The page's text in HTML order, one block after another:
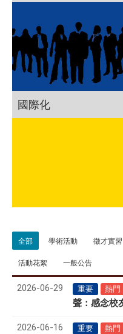
國際化
全部 學術活動 徵才實習
活動花絮 一般公告
2026-06-29 重要 熱門
聲 ： 感念校
2026-06-16 重要 熱門